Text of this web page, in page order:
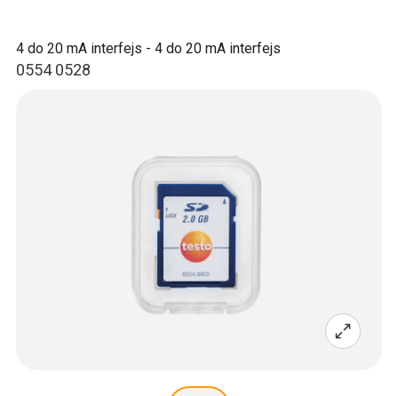
0554 0528
4 do 20 mA interfejs - 4 do 20 mA interfejs